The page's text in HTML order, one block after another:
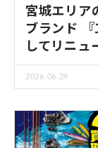
宮城エリア
ブランド
してリニュ
2026.06.29